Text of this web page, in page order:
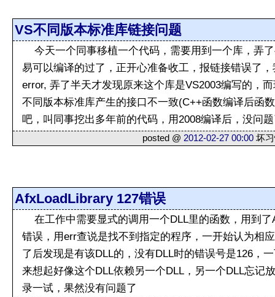
VS不同版本标准库链接问题
今天一个同事移植一个代码，需要用到一个库，弄
易可以编译的过了，正开心准备收工，报链接错误了
error, 弄了半天才发现原来这个库是VS2003编写的，
不同版本标准库产生的接口不一致(C++函数编译后函
吧，叫同事挖出多年前的代码，用2008编译后，没问
posted @ 2012-02-27 00:00 坏
AfxLoadLibrary 127错误
在工作中需要显式的调用一个DLL里的函数，用到了
错误，用err查说是找不到指定的程序，一开始认为相
了后发现是有该DLL的，没有DLL时的错误号是126，
来想起好像这个DLL依赖另一个DLL，另一个DLL忘记
录一试，果然没有问题了